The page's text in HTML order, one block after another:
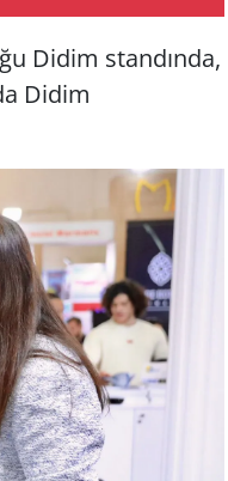
Didim standında,
Didim